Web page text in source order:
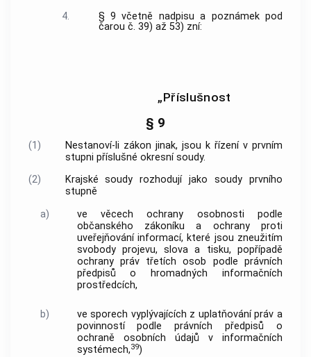
4.
§ 9 včetně nadpisu a poznámek pod
čarou č. 39) až 53) zní:
„Příslušnost
§ 9
(1)
Nestanoví-li zákon jinak, jsou k řízení v prvním
stupni příslušné okresní soudy.
(2)
Krajské soudy rozhodují jako soudy prvního
stupně
a)
ve věcech ochrany osobnosti podle
občanského zákoníku a ochrany proti
uveřejňování informací, které jsou zneužitím
svobody projevu, slova a tisku, popřípadě
ochrany práv třetích osob podle právních
předpisů o hromadných informačních
prostředcích,
b)
ve sporech vyplývajících z uplatňování práv a
povinností podle právních předpisů o
ochraně osobních údajů v informačních
systémech,39)